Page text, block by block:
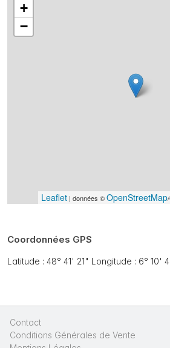
+
−
Leaflet | données ©OpenStreetMap
Coordonnées GPS
Latitude : 48° 41' 21" Longitude : 6° 10'
Contact
Conditions Générales de Vente